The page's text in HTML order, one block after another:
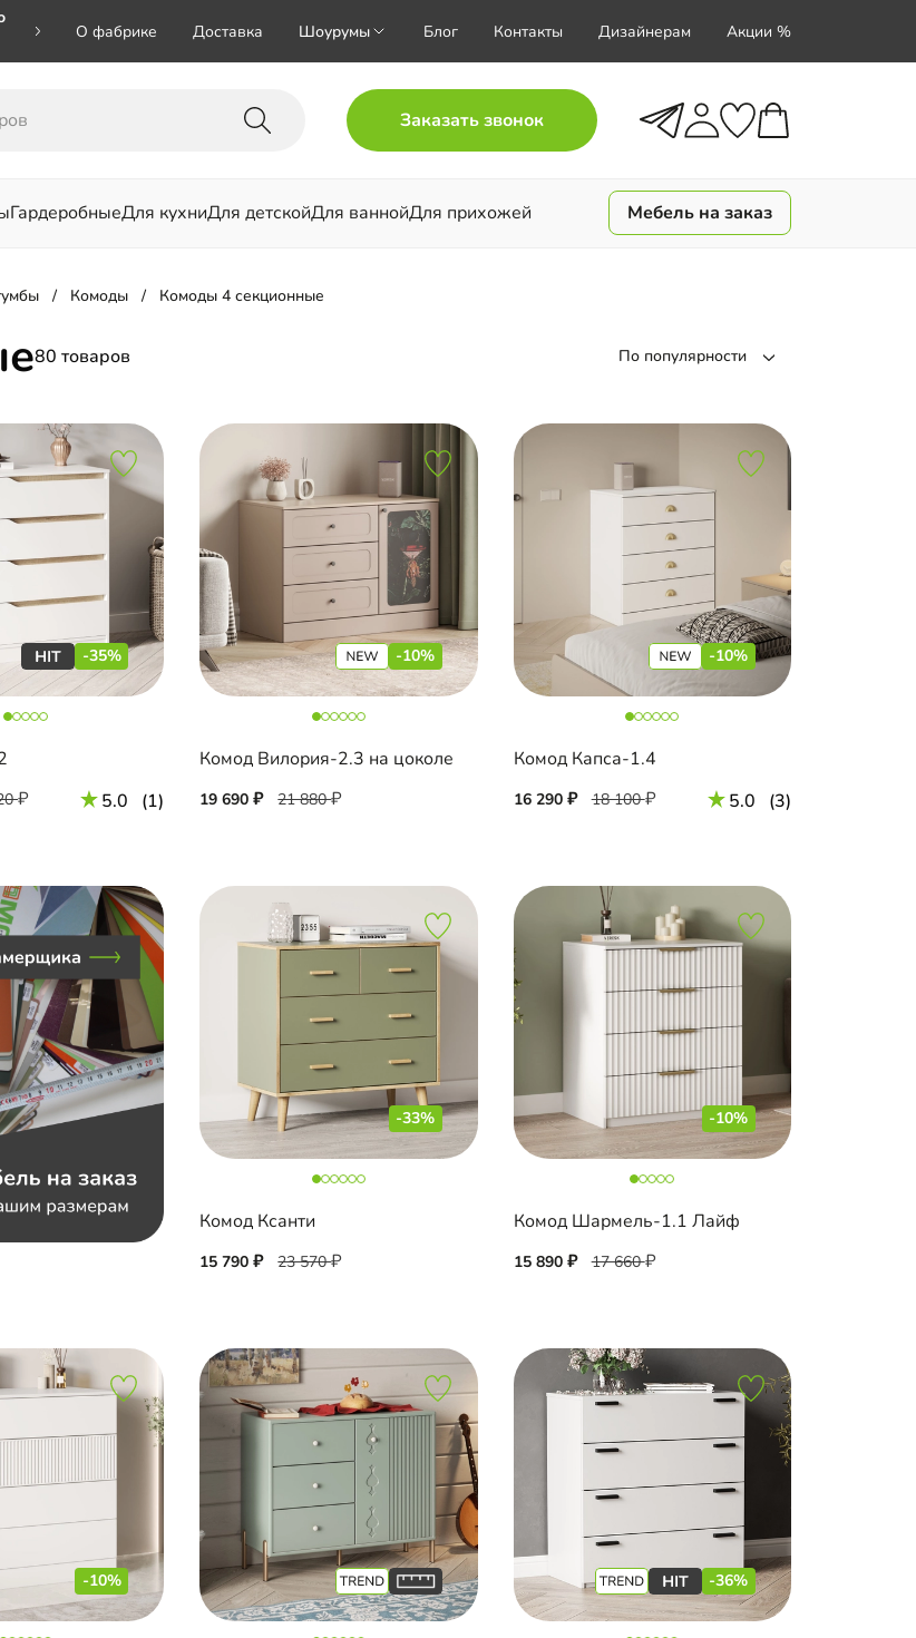
О фабрике Доставка Шоурумы Блог Контакты Дизайнерам Акции %
Заказать звонок
ГардеробныеДля кухниДля детскойДля ваннойДля прихожей Мебель на заказ
Комоды Комоды 4 секционные
80 товаров По популярности
-35%
5.0 (1)
-10%
Комод Вилория-2.3 на цоколе
19 690 21 880
-10%
Комод Капса-1.4
16 290 18 100 5.0 (3)
-33%
Комод Ксанти
15 790 23 570
-10%
Комод Шармель-1.1 Лайф
15 890 17 660
-10% -36%